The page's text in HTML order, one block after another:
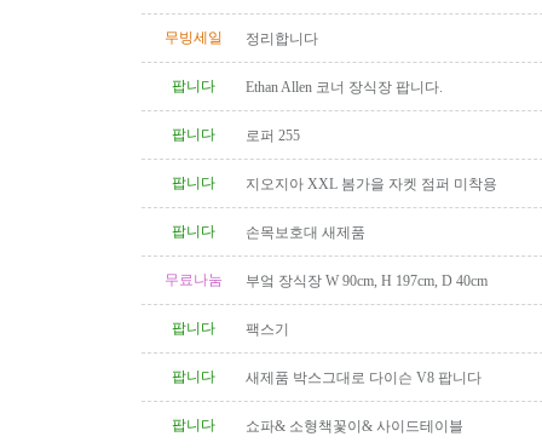
무빙세일 정리합니다
팝니다 Ethan Allen 코너 장식장 팝니다.
팝니다 로퍼 255
팝니다 지오지아 XXL 봄가을 자켓 점퍼 미착용
팝니다 손목보호대 새제품
무료나눔 부엌 장식장 W 90cm, H 197cm, D 40cm
팝니다 팩스기
팝니다 새제품 박스그대로 다이슨 V8 팝니다
팝니다 쇼파& 소형책꽃이& 사이드테이블